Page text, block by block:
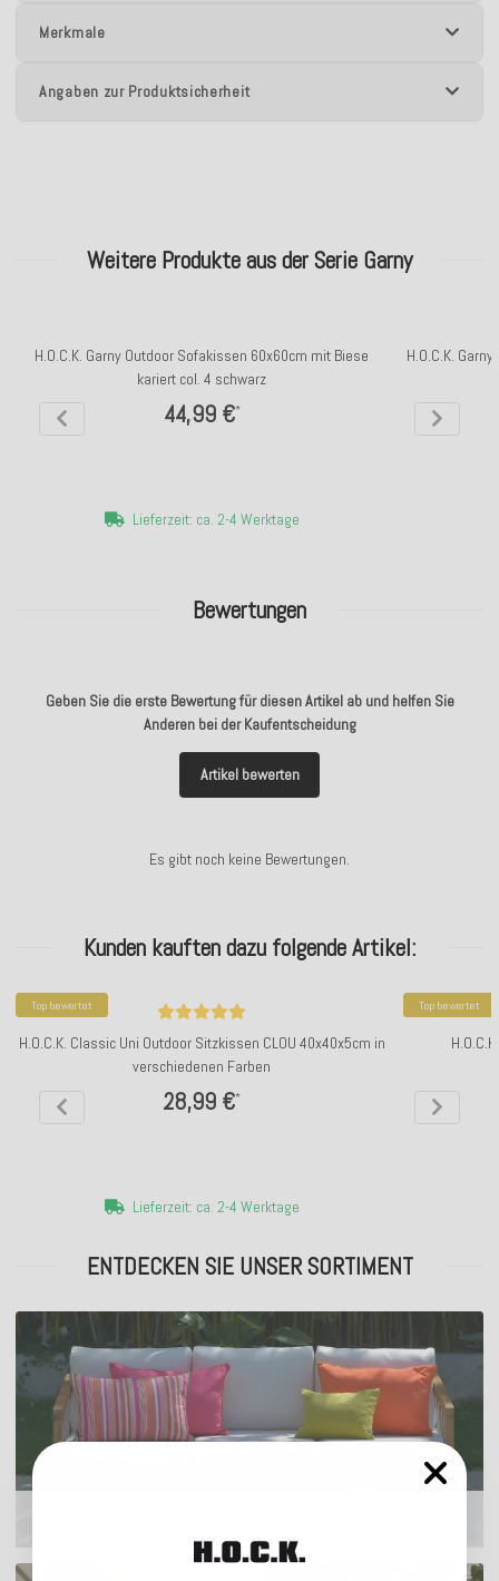
Merkmale
Angaben zur Produktsicherheit
Bewertungen
Geben Sie die erste Bewertung für diesen Artikel ab und helfen Sie
Anderen bei der Kaufentscheidung
Artikel bewerten
Es gibt noch keine Bewertungen.
Weitere Produkte aus der Serie Garny
H.O.C.K. Garny Outdoor Sofakissen 60x60cm mit Biese
kariert col. 4 schwarz
44,99 €*
Lieferzeit: ca. 2-4 Werktage
H.O.C.K.
Kunden kauften dazu folgende Artikel:
Top bewertet
H.O.C.K. Classic Uni Outdoor Sitzkissen CLOU 40x40x5cm in
verschiedenen Farben
28,99 €*
Lieferzeit: ca. 2-4 Werktage
Top bewertet
ENTDECKEN SIE UNSER SORTIMENT